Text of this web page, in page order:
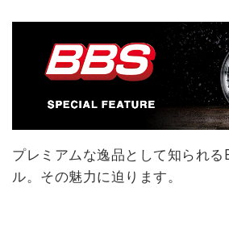
プレミアムな逸品として知られる
ル。その魅力に迫ります。